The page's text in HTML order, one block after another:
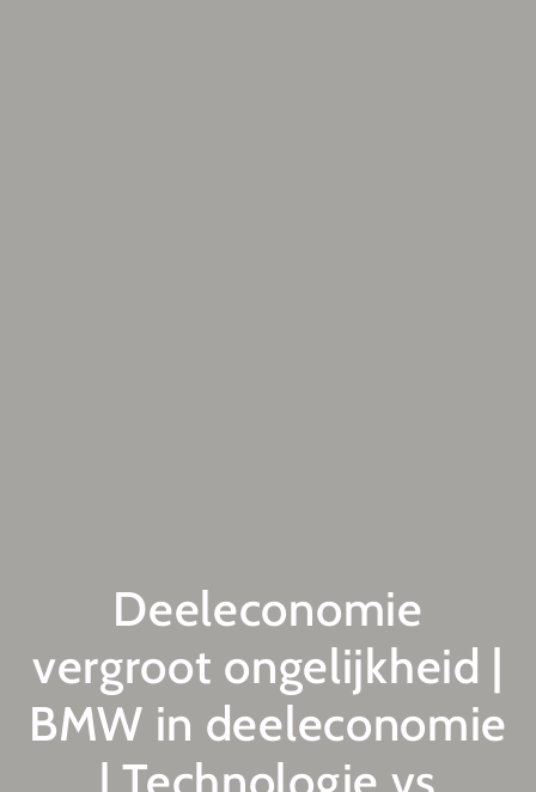
Deeleconomie
vergroot ongelijkheid |
BMW in deeleconomie